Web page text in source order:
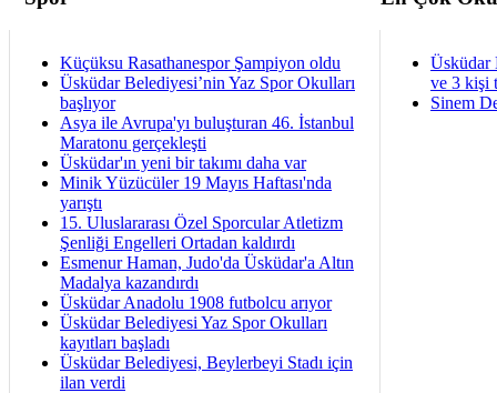
Küçüksu Rasathanespor Şampiyon oldu
Üsküdar Belediyesi’nin Yaz Spor Okulları
başlıyor
Asya ile Avrupa'yı buluşturan 46. İstanbul
Maratonu gerçekleşti
Üsküdar'ın yeni bir takımı daha var
Minik Yüzücüler 19 Mayıs Haftası'nda
yarıştı
15. Uluslararası Özel Sporcular Atletizm
Şenliği Engelleri Ortadan kaldırdı
Esmenur Haman, Judo'da Üsküdar'a Altın
Madalya kazandırdı
Üsküdar Anadolu 1908 futbolcu arıyor
Üsküdar Belediyesi Yaz Spor Okulları
kayıtları başladı
Üsküdar Belediyesi, Beylerbeyi Stadı için
ilan verdi
Üsküdar
ve 3 kişi
Sinem